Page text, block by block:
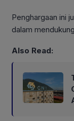
Penghargaan ini
dalam
Also Read: